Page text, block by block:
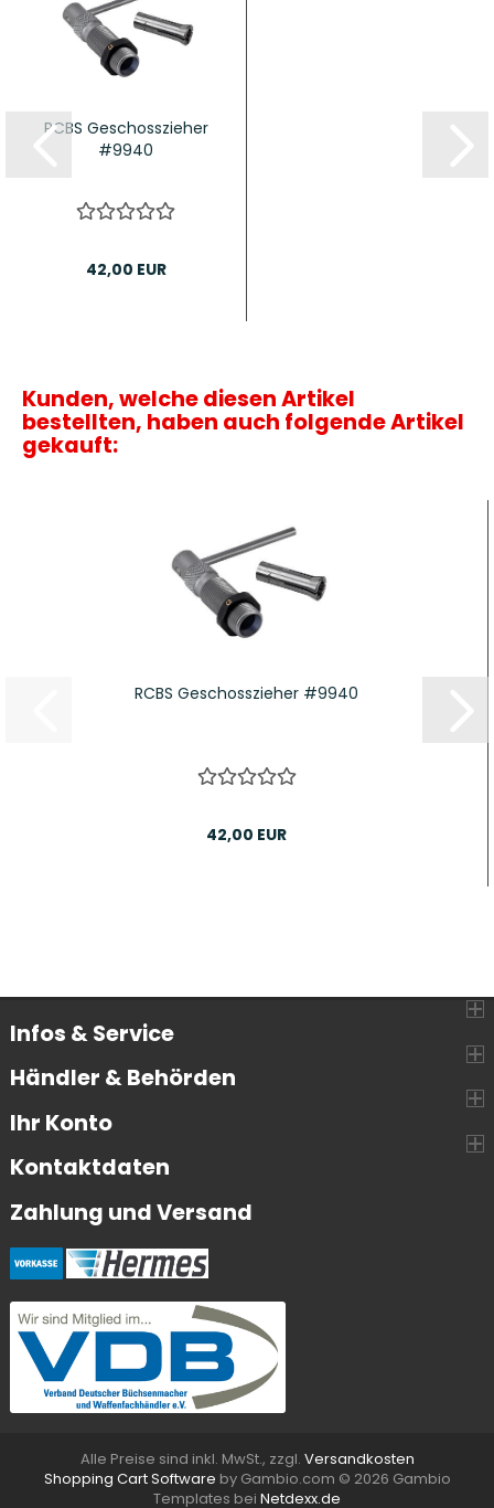
RCBS Geschosszieher
#9940
42,00 EUR
Kunden, welche diesen Artikel
bestellten, haben auch folgende Artikel
gekauft:
RCBS Geschosszieher #9940
42,00 EUR
Infos & Service
Händler & Behörden
Ihr Konto
Kontaktdaten
Zahlung und Versand
Alle Preise sind inkl. MwSt., zzgl. Versandkosten
Shopping Cart Software by Gambio.com © 2026 Gambio
Templates bei Netdexx.de